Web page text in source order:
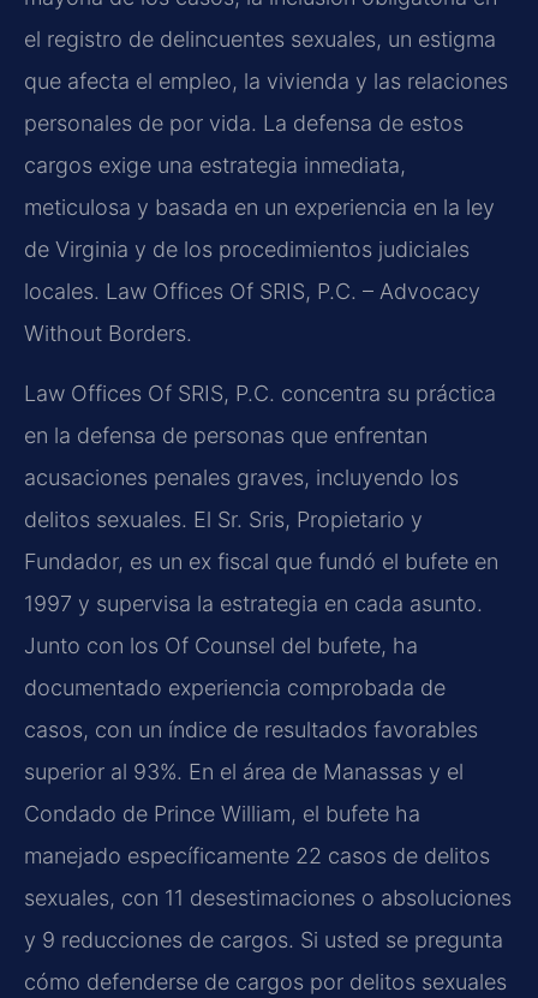
el registro de delincuentes sexuales, un estigma
que afecta el empleo, la vivienda y las relaciones
personales de por vida. La defensa de estos
cargos exige una estrategia inmediata,
meticulosa y basada en un experiencia en la ley
de Virginia y de los procedimientos judiciales
locales. Law Offices Of SRIS, P.C. – Advocacy
Without Borders.
Law Offices Of SRIS, P.C. concentra su práctica
en la defensa de personas que enfrentan
acusaciones penales graves, incluyendo los
delitos sexuales. El Sr. Sris, Propietario y
Fundador, es un ex fiscal que fundó el bufete en
1997 y supervisa la estrategia en cada asunto.
Junto con los Of Counsel del bufete, ha
documentado experiencia comprobada de
casos, con un índice de resultados favorables
superior al 93%. En el área de Manassas y el
Condado de Prince William, el bufete ha
manejado específicamente 22 casos de delitos
sexuales, con 11 desestimaciones o absoluciones
y 9 reducciones de cargos. Si usted se pregunta
cómo defenderse de cargos por delitos sexuales